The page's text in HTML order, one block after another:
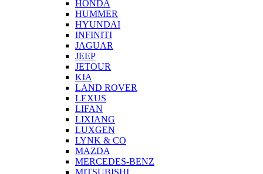
HONDA
HUMMER
HYUNDAI
INFINITI
JAGUAR
JEEP
JETOUR
KIA
LAND ROVER
LEXUS
LIFAN
LIXIANG
LUXGEN
LYNK & CO
MAZDA
MERCEDES-BENZ
MITSUBISHI